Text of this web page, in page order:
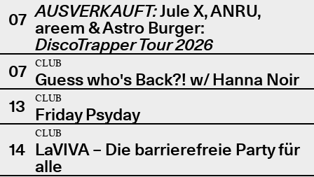
07 AUSVERKAUFT:Jule X, ANRU,
areem & Astro Burger:
DiscoTrapper Tour 2026
07
CLUB
Guess who's Back?! w/ Hanna Noir
13
CLUB
Friday Psyday
14
CLUB
LaVIVA – Die barrierefreie Party für
alle